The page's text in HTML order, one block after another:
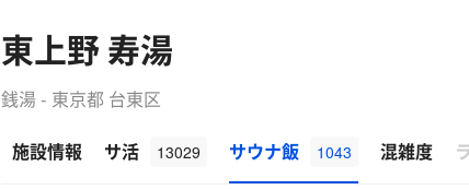
東上野 寿湯
銭湯 - 東京都 台東区
施設情報
サ活 13029 サウナ飯 1043 混雑度